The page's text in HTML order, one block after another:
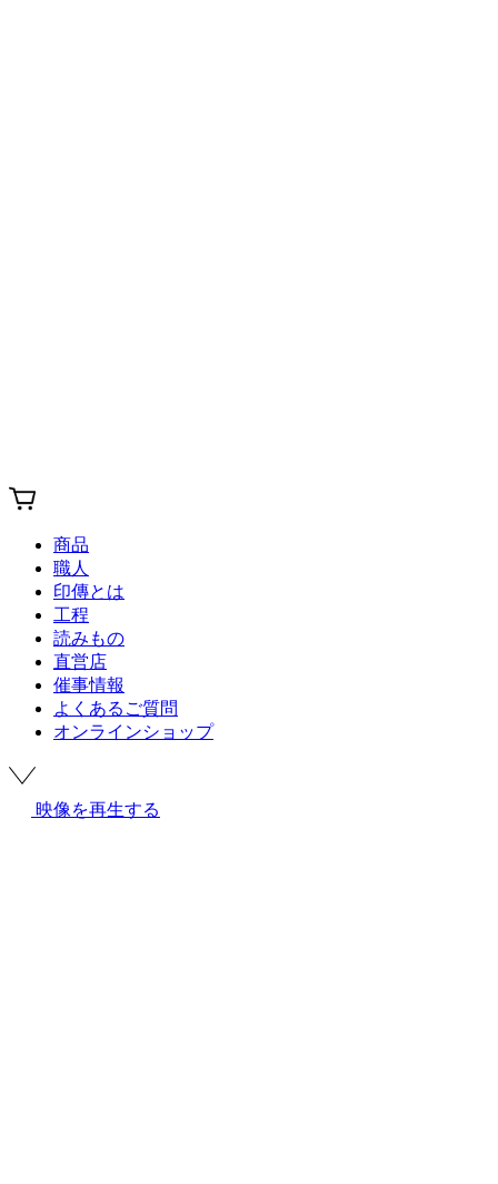
商品
職人
印傳とは
工程
読みもの
直営店
催事情報
よくあるご質問
オンラインショップ
映像を再生する